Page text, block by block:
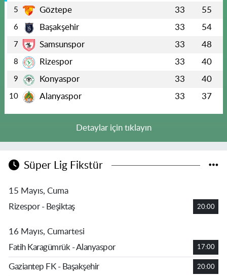
5 Göztepe 33 55
6 Başakşehir 33 54
7 Samsunspor 33 48
8 Rizespor 33 40
9 Konyaspor 33 40
10 Alanyaspor 33 37
Detaylar için tıklayın
Süper Lig Fikstür
15 Mayıs, Cuma
Rizespor - Beşiktaş
20:00
16 Mayıs, Cumartesi
Fatih Karagümrük - Alanyaspor
17:00
Gaziantep FK - Başakşehir 20:00